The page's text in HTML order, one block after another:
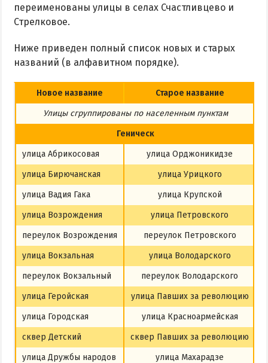
Такси по косе
Из Херсона
Из Запорожья
Из Днепра
Из Харькова
Из Полтавы
Из Сум
Из Киева
переименованы улицы в селах Счастливцево и
Стрелковое.
Ниже приведен полный список новых и старых
названий (в алфавитном порядке).
Новое название
Старое название
Улицы сгруппированы по населенным пунктам
Геническ
улица Абрикосовая
улица Орджоникидзе
улица Бирючанская
улица Урицкого
улица Вадия Гака
улица Крупской
улица Возрождения
улица Петровского
переулок Возрождения
переулок Петровского
улица Вокзальная
улица Володарского
переулок Вокзальный
переулок Володарского
улица Геройская
улица Павших за революцию
улица Городская
улица Красноармейская
сквер Детский
сквер Павших за революцию
улица Дружбы народов
улица Махарадзе